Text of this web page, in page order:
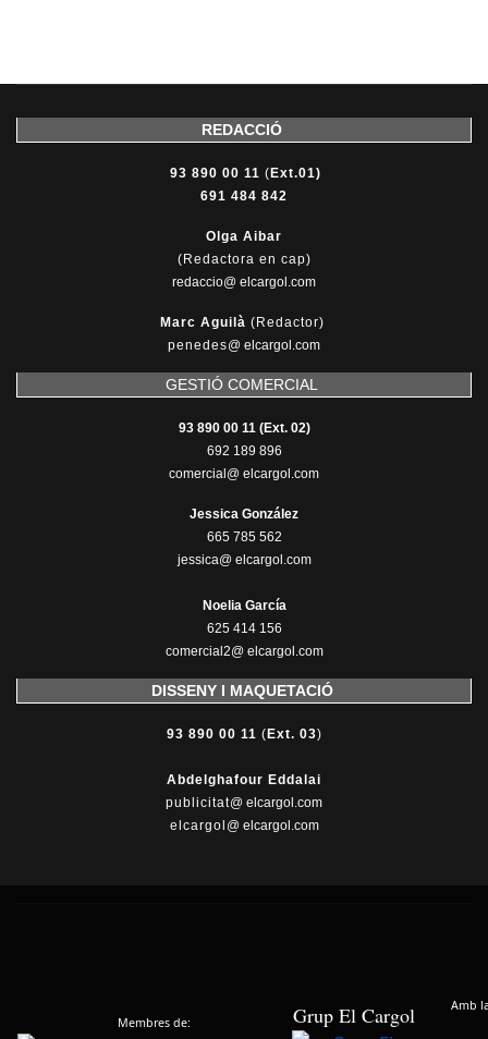
REDACCIÓ
93 890 00 11 ( Ext.01)
691 484 842
Olga Aibar
(Redactora en cap)
redaccio@ elcargol.com
Marc Aguilà (Redactor)
penedes@ elcargol.com
GESTIÓ COMERCIAL
93 890 00 11 (Ext. 02)
692 189 896
comercial@ elcargol.com
Jessica González
665 785 562
jessica@ elcargol.com
Noelia García
625 414 156
comercial2@ elcargol.com
DISSENY I MAQUETACIÓ
93 890 00 11 ( Ext. 03)
Abdelghafour Eddalai
publicitat@ elcargol.com
elcargol @ elcargol.com
Membres de: Grup El Cargol Amb